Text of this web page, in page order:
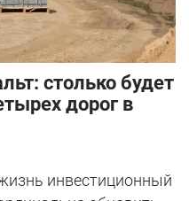
столько будет
дорог в
инвестиционный